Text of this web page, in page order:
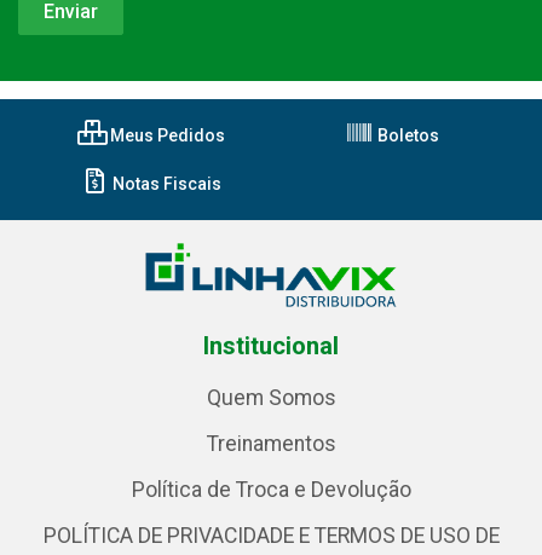
Meus Pedidos Boletos
Notas Fiscais
Institucional
Quem Somos
Treinamentos
Política de Troca e Devolução
POLÍTICA DE PRIVACIDADE E TERMOS DE USO DE